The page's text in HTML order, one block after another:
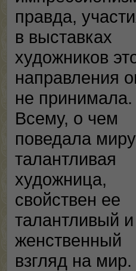
правда,
в выставках
художников
направления
не принимала.
Всему, о чем
поведала миру
талантливая
художница,
свойствен ее
талантливый и
женственный
взгляд на мир.